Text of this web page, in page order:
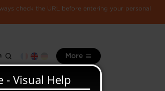
check the URL before entering your personal
More
Luxembourg
economy